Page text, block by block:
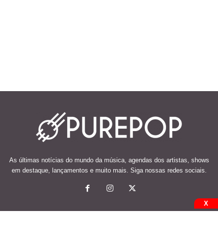
As últimas notícias do mundo da música, agendas dos artistas, shows
em destaque, lançamentos e muito mais. Siga nossas redes sociais.
X